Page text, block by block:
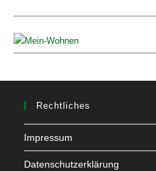
Rechtliches
Impressum
Datenschutzerklärung